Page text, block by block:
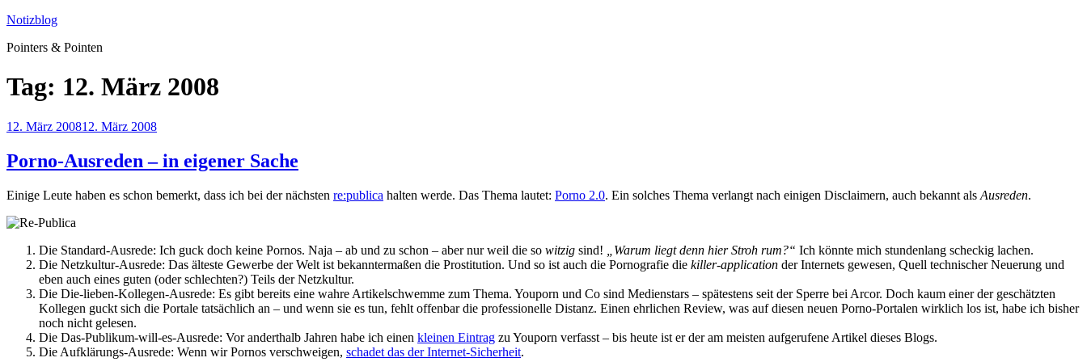
Zum
springen
Notizblog
Pointers & Pointen
Tag: 12. März 2008
Veröffentlicht
12. März 200812. März 2008
Porno-Ausreden – in eigener Sache
Einige Leute haben es schon bemerkt, dass ich bei der nächsten re:publica halten werde. Das Thema lautet: Porno 2.0. Ein solches Thema verlangt nach einigen Disclaimern, auch bekannt als Ausreden.
Die Standard-Ausrede: Ich guck doch keine Pornos. Naja – ab und zu schon – aber nur weil die so witzig sind! „Warum liegt denn hier Stroh rum?“ Ich könnte mich stundenlang scheckig lachen.
Die Netzkultur-Ausrede: Das älteste Gewerbe der Welt ist bekanntermaßen die Prostitution. Und so ist auch die Pornografie die killer-application der Internets gewesen, Quell technischer Neuerung und
eben auch eines guten (oder schlechten?) Teils der Netzkultur.
Die Die-lieben-Kollegen-Ausrede: Es gibt bereits eine wahre Artikelschwemme zum Thema. Youporn und Co sind Medienstars – spätestens seit der Sperre bei Arcor. Doch kaum einer der geschätzten
Kollegen guckt sich die Portale tatsächlich an – und wenn sie es tun, fehlt offenbar die professionelle Distanz. Einen ehrlichen Review, was auf diesen neuen Porno-Portalen wirklich los ist, habe ich bisher
noch nicht gelesen.
Die Das-Publikum-will-es-Ausrede: Vor anderthalb Jahren habe ich einen kleinen Eintrag zu Youporn verfasst – bis heute ist er der am meisten aufgerufene Artikel dieses Blogs.
Die Aufklärungs-Ausrede: Wenn wir Pornos verschweigen, schadet das der Internet-Sicherheit.